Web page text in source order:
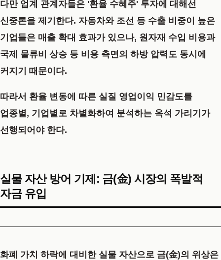
다만 업계 관계자들은 '환율 수혜주' 투자에 대해선
신중론을 제기한다. 자동차와 조선 등 수출 비중이 높은
기업들은 매출 확대 효과가 있으나, 원자재 수입 비용과
국제 물류비 상승 등 비용 측면의 하방 압력도 동시에
커지기 때문이다.
따라서 환율 변동에 따른 실질 영업이익 민감도를
업종별, 기업별로 차별화하여 분석하는 옥석 가리기가
선행되어야 한다.
실물 자산 방어 기제: 금(金) 시장의 폭발적
자금 유입
화폐 가치 하락에 대비한 실물 자산으로 금(金)의 위상은